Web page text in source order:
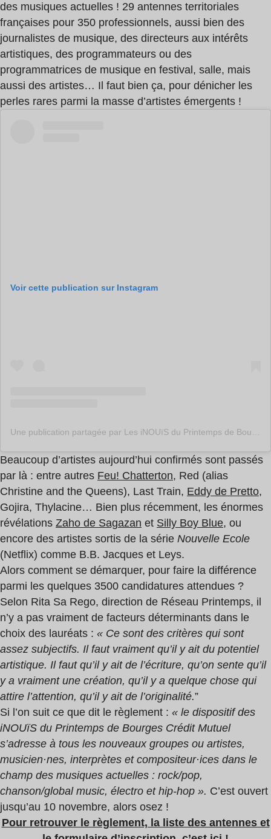
des musiques actuelles ! 29 antennes territoriales
françaises pour 350 professionnels, aussi bien des
journalistes de musique, des directeurs aux intérêts
artistiques, des programmateurs ou des
programmatrices de musique en festival, salle, mais
aussi des artistes… Il faut bien ça, pour dénicher les
perles rares parmi la masse d’artistes émergents !
Voir cette publication sur Instagram
Beaucoup d’artistes aujourd’hui confirmés sont passés
par là : entre autres Feu! Chatterton, Red (alias
Christine and the Queens), Last Train, Eddy de Pretto,
Gojira, Thylacine… Bien plus récemment, les énormes
révélations Zaho de Sagazan et Silly Boy Blue, ou
encore des artistes sortis de la série Nouvelle Ecole
(Netflix) comme B.B. Jacques et Leys.
Alors comment se démarquer, pour faire la différence
parmi les quelques 3500 candidatures attendues ?
Selon Rita Sa Rego, direction de Réseau Printemps, il
n’y a pas vraiment de facteurs déterminants dans le
choix des lauréats : « Ce sont des critères qui sont
assez subjectifs. Il faut vraiment qu’il y ait du potentiel
artistique. Il faut qu’il y ait de l’écriture, qu’on sente qu’il
y a vraiment une création, qu’il y a quelque chose qui
attire l’attention, qu’il y ait de l’originalité.”
Si l’on suit ce que dit le règlement : « le dispositif des
iNOUïS du Printemps de Bourges Crédit Mutuel
s’adresse à tous les nouveaux groupes ou artistes,
musicien·nes, interprètes et compositeur·ices dans le
champ des musiques actuelles : rock/pop,
chanson/global music, électro et hip-hop ». C’est ouvert
jusqu’au 10 novembre, alors osez !
Pour retrouver le règlement, la liste des antennes et